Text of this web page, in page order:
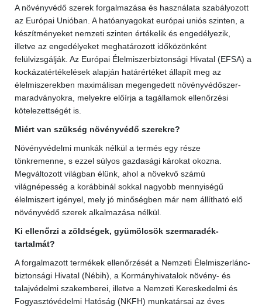
A növényvédő szerek forgalmazása és használata szabályozott
az Európai Unióban. A hatóanyagokat európai uniós szinten, a
készítményeket nemzeti szinten értékelik és engedélyezik,
illetve az engedélyeket meghatározott időközönként
felülvizsgálják. Az Európai Élelmiszerbiztonsági Hivatal (EFSA) a
kockázatértékelések alapján határértéket állapít meg az
élelmiszerekben maximálisan megengedett növényvédőszer-
maradványokra, melyekre előírja a tagállamok ellenőrzési
kötelezettségét is.
Miért van szükség növényvédő szerekre?
Növényvédelmi munkák nélkül a termés egy része
tönkremenne, s ezzel súlyos gazdasági károkat okozna.
Megváltozott világban élünk, ahol a növekvő számú
világnépesség a korábbinál sokkal nagyobb mennyiségű
élelmiszert igényel, mely jó minőségben már nem állítható elő
növényvédő szerek alkalmazása nélkül.
Ki ellenőrzi a zöldségek, gyümölcsök szermaradék-
tartalmát?
A forgalmazott termékek ellenőrzését a Nemzeti Élelmiszerlánc-
biztonsági Hivatal (Nébih), a Kormányhivatalok növény- és
talajvédelmi szakemberei, illetve a Nemzeti Kereskedelmi és
Fogyasztóvédelmi Hatóság (NKFH) munkatársai az éves